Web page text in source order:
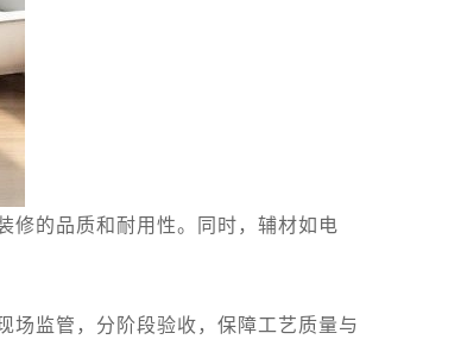
修的品质和耐用性。同时，辅材如电
场监管，分阶段验收，保障工艺质量与